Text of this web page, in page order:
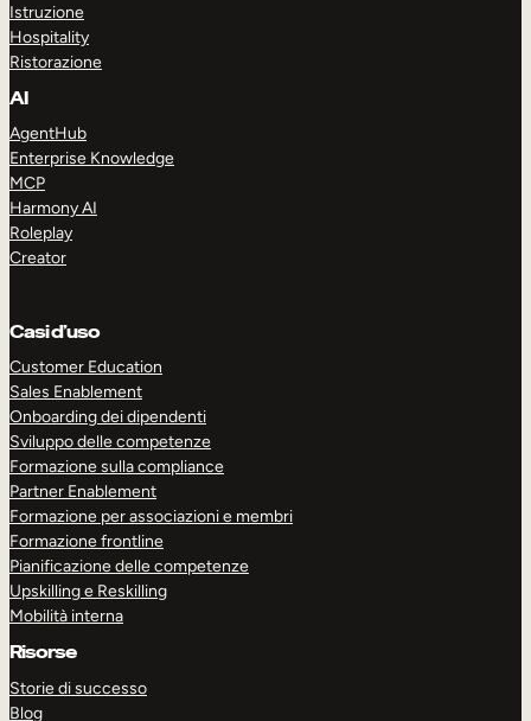
Istruzione
Hospitality
Ristorazione
AI
AgentHub
Enterprise Knowledge
MCP
Harmony AI
Roleplay
Creator
Casi d’uso
Customer Education
Sales Enablement
Onboarding dei dipendenti
Sviluppo delle competenze
Formazione sulla compliance
Partner Enablement
Formazione per associazioni e membri
Formazione frontline
Pianificazione delle competenze
Upskilling e Reskilling
Mobilità interna
Risorse
Storie di successo
Blog